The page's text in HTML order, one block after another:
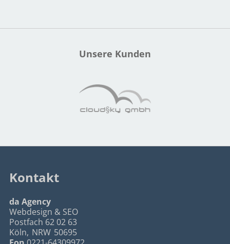
Unsere Kunden
Kontakt
da Agency
Webdesign & SEO
Postfach 62 02 63
Köln, NRW 50695